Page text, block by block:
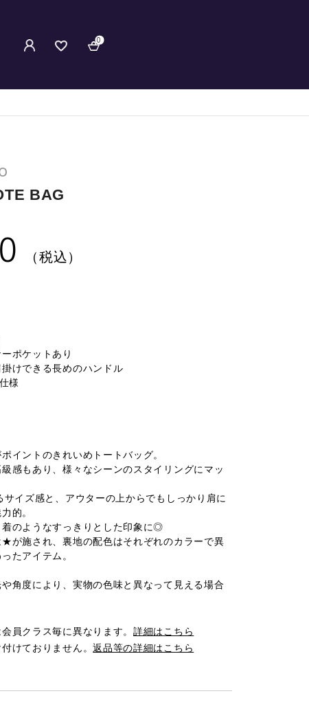
0
BAG
（税込）
ポケットあり
けできる長めのハンドル
様
イントのきれいめトートバッグ。
感もあり、様々なシーンのスタイリングにマッ
イズ感と、アウターの上からでもしっかり肩に
的。
のようなすっきりとした印象に◎
が施され、裏地の配色はそれぞれのカラーで異
たアイテム。
角度により、実物の色味と異なって見える場合
員クラス毎に異なります。詳細はこちら
けておりません。返品等の詳細はこちら